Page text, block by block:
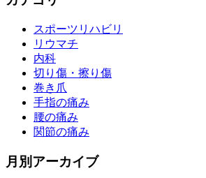
スポーツリハビリ
リウマチ
内科
切り傷・擦り傷
巻き爪
手指の痛み
腰の痛み
関節の痛み
月別アーカイブ